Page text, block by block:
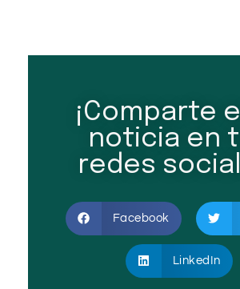
¡Comparte
noticia en
redes
Facebook
LinkedIn